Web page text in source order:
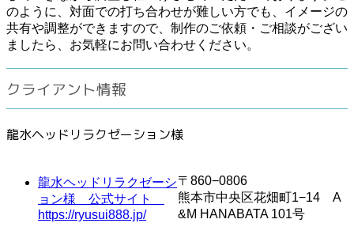
のように、対面での打ち合わせが難しい方でも、イメージの
共有や調整ができますので、制作のご依頼・ご相談がござい
ましたら、お気軽にお問い合わせください。
クライアント情報
龍水ヘッドリラクゼーション様
龍水ヘッドリラクゼーシ
ョン様 公式サイト
https://ryusui888.jp/
〒860−0806
熊本市中央区花畑町1−14 A
&M HANABATA 101号